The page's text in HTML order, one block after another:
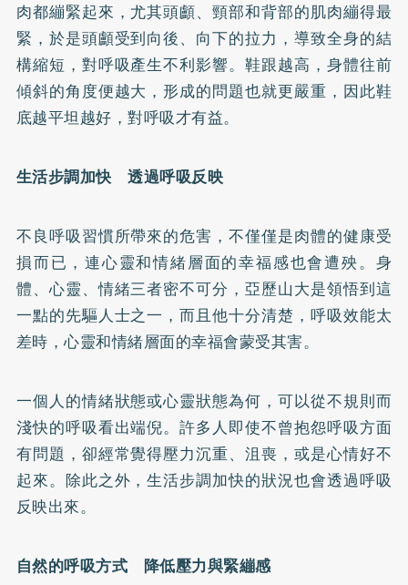
肉都繃緊起來，尤其頭顱、頸部和背部的肌肉繃得最
緊，於是頭顱受到向後、向下的拉力，導致全身的結
構縮短，對呼吸產生不利影響。鞋跟越高，身體往前
傾斜的角度便越大，形成的問題也就更嚴重，因此鞋
底越平坦越好，對呼吸才有益。
生活步調加快 透過呼吸反映
不良呼吸習慣所帶來的危害，不僅僅是肉體的健康受
損而已，連心靈和情緒層面的幸福感也會遭殃。身
體、心靈、情緒三者密不可分，亞歷山大是領悟到這
一點的先驅人士之一，而且他十分清楚，呼吸效能太
差時，心靈和情緒層面的幸福會蒙受其害。
一個人的情緒狀態或心靈狀態為何，可以從不規則而
淺快的呼吸看出端倪。許多人即使不曾抱怨呼吸方面
有問題，卻經常覺得壓力沉重、沮喪，或是心情好不
起來。除此之外，生活步調加快的狀況也會透過呼吸
反映出來。
自然的呼吸方式 降低壓力與緊繃感